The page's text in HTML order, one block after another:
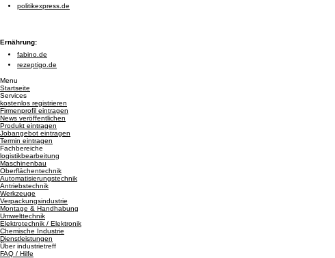
politikexpress.de
Ernährung:
fabino.de
rezeptigo.de
Menu
Startseite
Services
kostenlos registrieren
Firmenprofil eintragen
News veröffentlichen
Produkt eintragen
Jobangebot eintragen
Termin eintragen
Fachbereiche
logistikbearbeitung
Maschinenbau
Oberflächentechnik
Automatisierungstechnik
Antriebstechnik
Werkzeuge
Verpackungsindustrie
Montage & Handhabung
Umwelttechnik
Elektrotechnik / Elektronik
Chemische Industrie
Dienstleistungen
Über industrietreff
FAQ / Hilfe